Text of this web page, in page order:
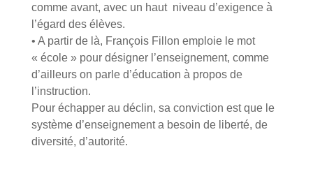
comme avant, avec un haut niveau d’exigence à
l’égard des élèves.
• A partir de là, François Fillon emploie le mot
« école » pour désigner l’enseignement, comme
d’ailleurs on parle d’éducation à propos de
l’instruction.
Pour échapper au déclin, sa conviction est que le
système d’enseignement a besoin de liberté, de
diversité, d’autorité.